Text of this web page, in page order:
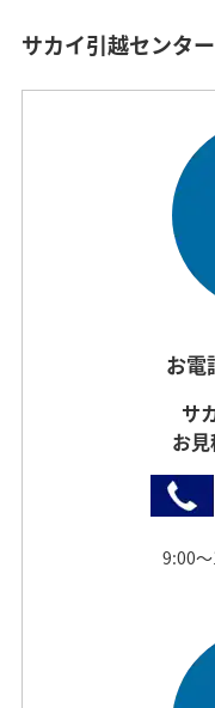
サカイ引越センタ
お電
サ
お
9:00～